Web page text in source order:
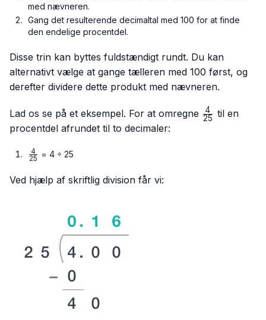
med nævneren.
Gang det resulterende decimaltal med 100 for at finde
den endelige procentdel.
Disse trin kan byttes fuldstændigt rundt. Du kan
alternativt vælge at gange tælleren med 100 først, og
derefter dividere dette produkt med nævneren.
Lad os se på et eksempel. For at omregne \frac{4}
25
4
til en
procentdel afrundet til to decimaler:
\frac{4}
25
4 = 4 ÷ 25
Ved hjælp af skriftlig division får vi: